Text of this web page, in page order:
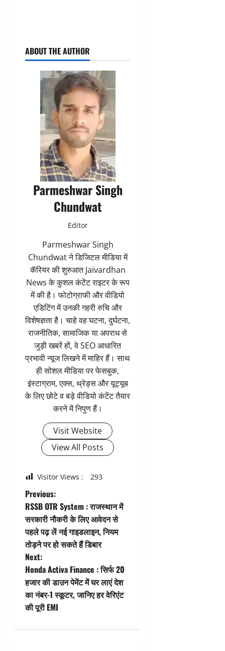
ABOUT THE AUTHOR
Parmeshwar Singh
Chundwat
Editor
Parmeshwar Singh
Chundwat ने डिजिटल मीडिया में
कॅरियर की शुरुआत Jaivardhan
News के कुशल कंटेंट राइटर के रूप
में की है। फोटोग्राफी और वीडियो
एडिटिंग में उनकी गहरी रुचि और
विशेषज्ञता है। चाहे वह घटना, दुर्घटना,
राजनीतिक, सामाजिक या अपराध से
जुड़ी खबरें हों, वे SEO आधारित
प्रभावी न्यूज लिखने में माहिर हैं। साथ
ही सोशल मीडिया पर फेसबुक,
इंस्टाग्राम, एक्स, थ्रेड्स और यूट्यूब
के लिए छोटे व बड़े वीडियो कंटेंट तैयार
करने में निपुण हैं।
Visit Website
View All Posts
Visitor Views : 293
P
o
s
t
n
a
i
Previous:
RSSB OTR System : राजस्थान में
सरकारी नौकरी के लिए आवेदन से
पहले पढ़ लें नई गाइडलाइन, नियम
तोड़ने पर हो सकते हैं डिबार
Next:
Honda Activa Finance : सिर्फ 20
हजार की डाउन पेमेंट में घर लाएं देश
का नंबर-1 स्कूटर, जानिए हर वेरिएंट
की पूरी EMI